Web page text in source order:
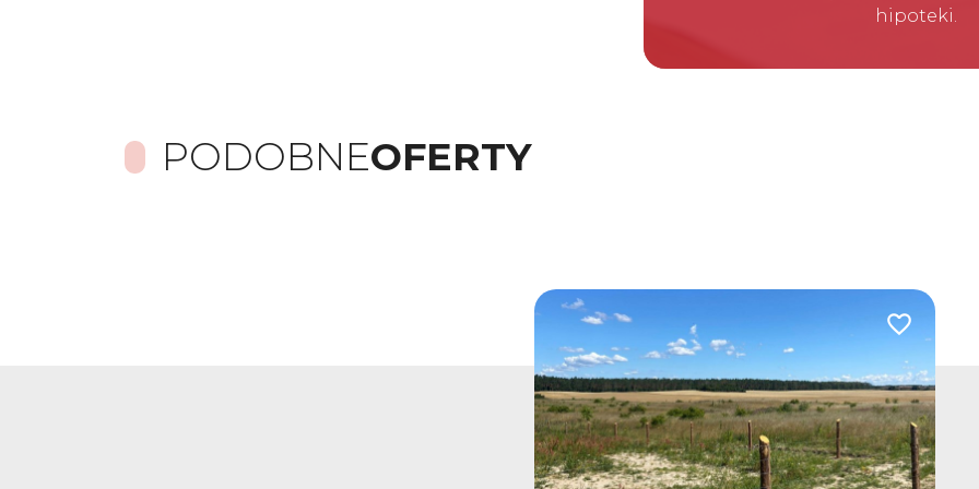
hipoteki.
PODOBNEOFERTY
Dodaj do